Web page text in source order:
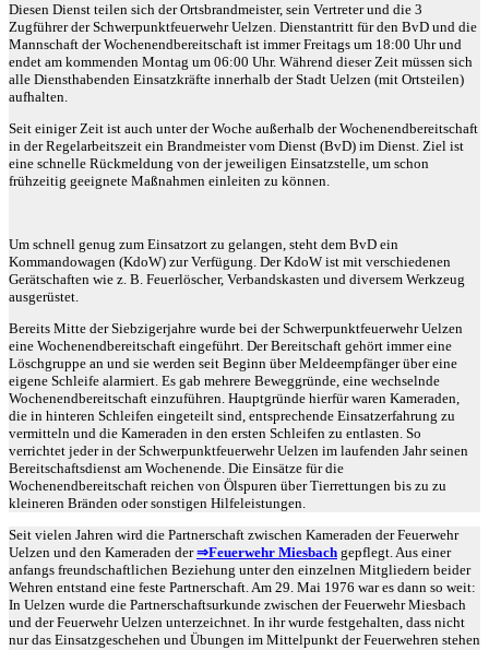
Diesen Dienst teilen sich der Ortsbrandmeister, sein Vertreter und die 3
Zugführer der Schwerpunktfeuerwehr Uelzen. Dienstantritt für den BvD und die
Mannschaft der Wochenendbereitschaft ist immer Freitags um 18:00 Uhr und
endet am kommenden Montag um 06:00 Uhr. Während dieser Zeit müssen sich
alle Diensthabenden Einsatzkräfte innerhalb der Stadt Uelzen (mit Ortsteilen)
aufhalten.
Seit einiger Zeit ist auch unter der Woche außerhalb der Wochenendbereitschaft
in der Regelarbeitszeit ein Brandmeister vom Dienst (BvD) im Dienst. Ziel ist
eine schnelle Rückmeldung von der jeweiligen Einsatzstelle, um schon
frühzeitig geeignete Maßnahmen einleiten zu können.
Um schnell genug zum Einsatzort zu gelangen, steht dem BvD ein
Kommandowagen (KdoW) zur Verfügung. Der KdoW ist mit verschiedenen
Gerätschaften wie z. B. Feuerlöscher, Verbandskasten und diversem Werkzeug
ausgerüstet.
Bereits Mitte der Siebzigerjahre wurde bei der Schwerpunktfeuerwehr Uelzen
eine Wochenendbereitschaft eingeführt. Der Bereitschaft gehört immer eine
Löschgruppe an und sie werden seit Beginn über Meldeempfänger über eine
eigene Schleife alarmiert. Es gab mehrere Beweggründe, eine wechselnde
Wochenendbereitschaft einzuführen. Hauptgründe hierfür waren Kameraden,
die in hinteren Schleifen eingeteilt sind, entsprechende Einsatzerfahrung zu
vermitteln und die Kameraden in den ersten Schleifen zu entlasten. So
verrichtet jeder in der Schwerpunktfeuerwehr Uelzen im laufenden Jahr seinen
Bereitschaftsdienst am Wochenende. Die Einsätze für die
Wochenendbereitschaft reichen von Ölspuren über Tierrettungen bis zu zu
kleineren Bränden oder sonstigen Hilfeleistungen.
Seit vielen Jahren wird die Partnerschaft zwischen Kameraden der Feuerwehr
Uelzen und den Kameraden der⇒Feuerwehr Miesbach gepflegt. Aus einer
anfangs freundschaftlichen Beziehung unter den einzelnen Mitgliedern beider
Wehren entstand eine feste Partnerschaft. Am 29. Mai 1976 war es dann so weit:
In Uelzen wurde die Partnerschaftsurkunde zwischen der Feuerwehr Miesbach
und der Feuerwehr Uelzen unterzeichnet. In ihr wurde festgehalten, dass nicht
nur das Einsatzgeschehen und Übungen im Mittelpunkt der Feuerwehren stehen